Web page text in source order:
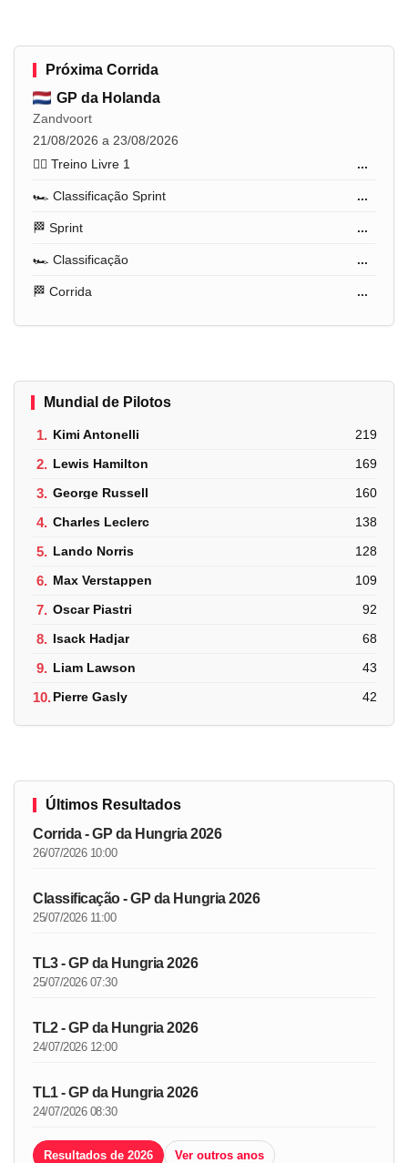
Próxima Corrida
GP da Holanda
Zandvoort
21/08/2026 a 23/08/2026
🏋️‍♂️ Treino Livre 1
...
🏎️ Classificação Sprint ...
🏁 Sprint ...
🏎️ Classificação ...
🏁 Corrida ...
Mundial de Pilotos
1. Kimi Antonelli 219
2. Lewis Hamilton 169
3. George Russell 160
4. Charles Leclerc 138
5. Lando Norris 128
6. Max Verstappen 109
7. Oscar Piastri 92
8. Isack Hadjar 68
9. Liam Lawson 43
10.Pierre Gasly 42
Últimos Resultados
Corrida - GP da Hungria 2026
26/07/2026 10:00
Classificação - GP da Hungria 2026
25/07/2026 11:00
TL3 - GP da Hungria 2026
25/07/2026 07:30
TL2 - GP da Hungria 2026
24/07/2026 12:00
TL1 - GP da Hungria 2026
24/07/2026 08:30
Resultados de 2026 Ver outros anos